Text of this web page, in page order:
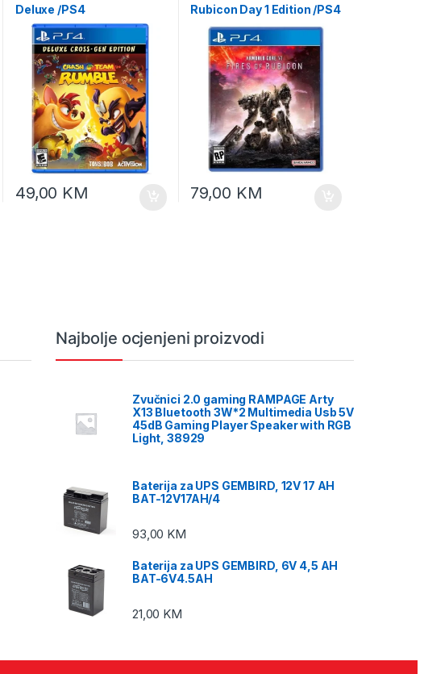
Deluxe /PS4
49,00 KM
Rubicon Day 1 Edition /PS4
79,00 KM
Najbolje ocjenjeni proizvodi
Zvučnici 2.0 gaming RAMPAGE Arty
X13 Bluetooth 3W*2 Multimedia Usb 5V
45dB Gaming Player Speaker with RGB
Light, 38929
Baterija za UPS GEMBIRD, 12V 17 AH
BAT-12V17AH/4
93,00 KM
Baterija za UPS GEMBIRD, 6V 4,5 AH
BAT-6V4.5AH
21,00 KM